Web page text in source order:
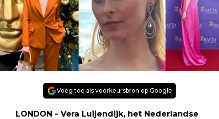
Voeg toe als voorkeursbron op Google
LONDON - Vera Luijendijk, het Nederlandse